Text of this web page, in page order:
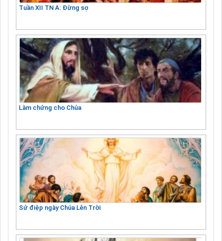
Tuần XII TN A: Đừng sợ
Làm chứng cho Chúa
Sứ điệp ngày Chúa Lên Trời